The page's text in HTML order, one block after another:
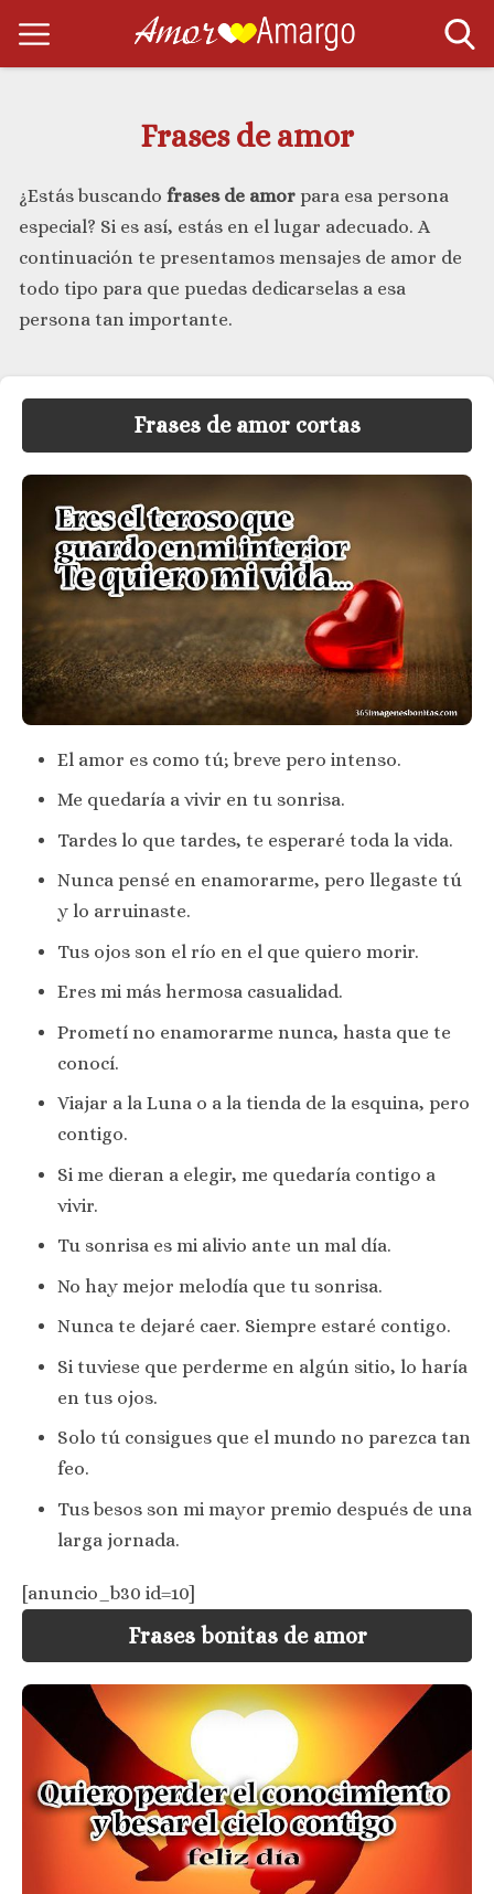
Frases de amor
¿Estás buscando frases de amor para esa persona
especial? Si es así, estás en el lugar adecuado. A
continuación te presentamos mensajes de amor de
todo tipo para que puedas dedicarselas a esa
persona tan importante.
Frases de amor cortas
El amor es como tú; breve pero intenso.
Me quedaría a vivir en tu sonrisa.
Tardes lo que tardes, te esperaré toda la vida.
Nunca pensé en enamorarme, pero llegaste tú
y lo arruinaste.
Tus ojos son el río en el que quiero morir.
Eres mi más hermosa casualidad.
Prometí no enamorarme nunca, hasta que te
conocí.
Viajar a la Luna o a la tienda de la esquina, pero
contigo.
Si me dieran a elegir, me quedaría contigo a
vivir.
Tu sonrisa es mi alivio ante un mal día.
No hay mejor melodía que tu sonrisa.
Nunca te dejaré caer. Siempre estaré contigo.
Si tuviese que perderme en algún sitio, lo haría
en tus ojos.
Solo tú consigues que el mundo no parezca tan
feo.
Tus besos son mi mayor premio después de una
larga jornada.
[anuncio_b30 id=10]
Frases bonitas de amor